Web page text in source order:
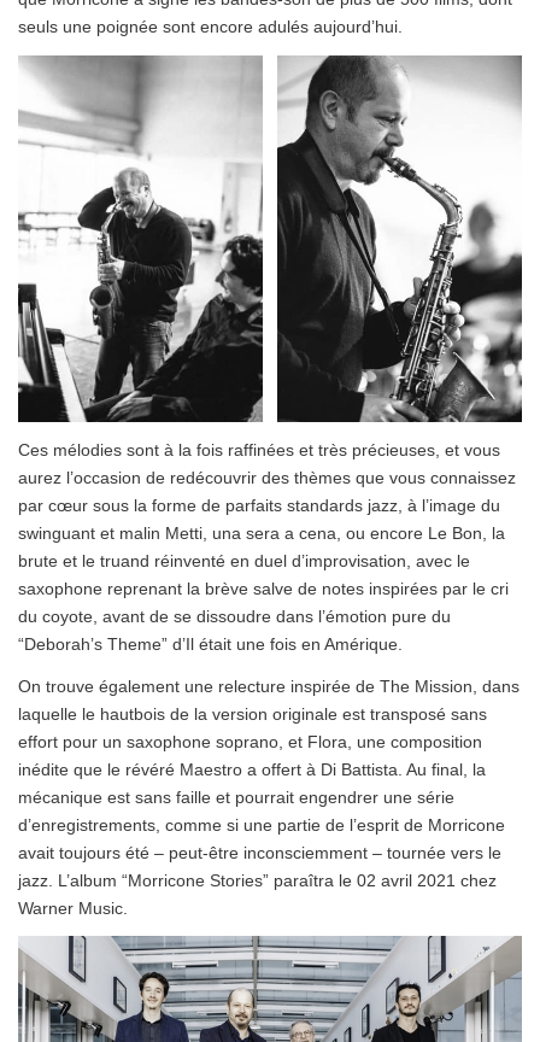
seuls une poignée sont encore adulés aujourd’hui.
Ces mélodies sont à la fois raffinées et très précieuses, et vous
aurez l’occasion de redécouvrir des thèmes que vous connaissez
par cœur sous la forme de parfaits standards jazz, à l’image du
swinguant et malin Metti, una sera a cena, ou encore Le Bon, la
brute et le truand réinventé en duel d’improvisation, avec le
saxophone reprenant la brève salve de notes inspirées par le cri
du coyote, avant de se dissoudre dans l’émotion pure du
“Deborah’s Theme” d’Il était une fois en Amérique.
On trouve également une relecture inspirée de The Mission, dans
laquelle le hautbois de la version originale est transposé sans
effort pour un saxophone soprano, et Flora, une composition
inédite que le révéré Maestro a offert à Di Battista. Au final, la
mécanique est sans faille et pourrait engendrer une série
d’enregistrements, comme si une partie de l’esprit de Morricone
avait toujours été – peut-être inconsciemment – tournée vers le
jazz. L’album “Morricone Stories” paraîtra le 02 avril 2021 chez
Warner Music.